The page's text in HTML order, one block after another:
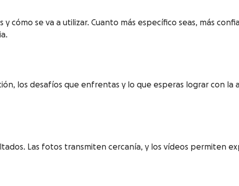
cómo se va a utilizar. Cuanto más específico seas, más
los desafíos que enfrentas y lo que esperas lograr con
Las fotos transmiten cercanía, y los vídeos permiten